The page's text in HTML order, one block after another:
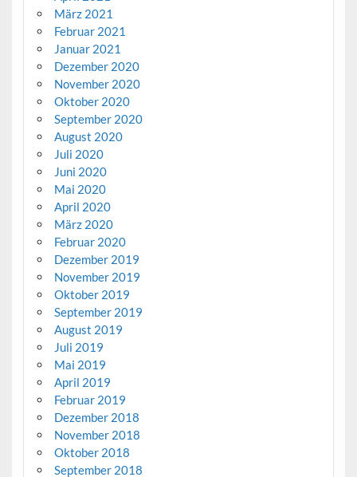
März 2021
Februar 2021
Januar 2021
Dezember 2020
November 2020
Oktober 2020
September 2020
August 2020
Juli 2020
Juni 2020
Mai 2020
April 2020
März 2020
Februar 2020
Dezember 2019
November 2019
Oktober 2019
September 2019
August 2019
Juli 2019
Mai 2019
April 2019
Februar 2019
Dezember 2018
November 2018
Oktober 2018
September 2018